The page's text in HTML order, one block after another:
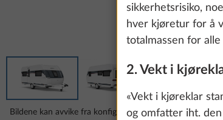
Bildene kan avvike fra konfigurasjonen du har valgt.
sikkerhetsrisiko,
hver kjøretur for å
totalmassen for
2. Vekt i
«Vekt i kjøreklar
og omfatter iht.